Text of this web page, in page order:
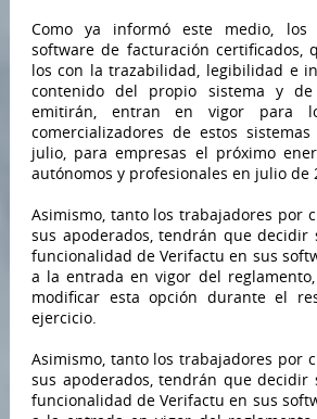
Como ya informó este medio,
software de facturación certificados,
los con la trazabilidad, legibilidad e
contenido del propio sistema y
emitirán, entran en vigor para
comercializadores de estos
julio, para empresas el próximo
autónomos y profesionales en julio de
Asimismo, tanto los trabajadores por
sus apoderados, tendrán que decidir
funcionalidad de Verifactu en sus
a la entrada en vigor del
modificar esta opción durante el
ejercicio.
Asimismo, tanto los trabajadores por
sus apoderados, tendrán que decidir
funcionalidad de Verifactu en sus